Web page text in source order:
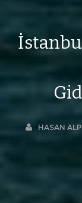
HASAN